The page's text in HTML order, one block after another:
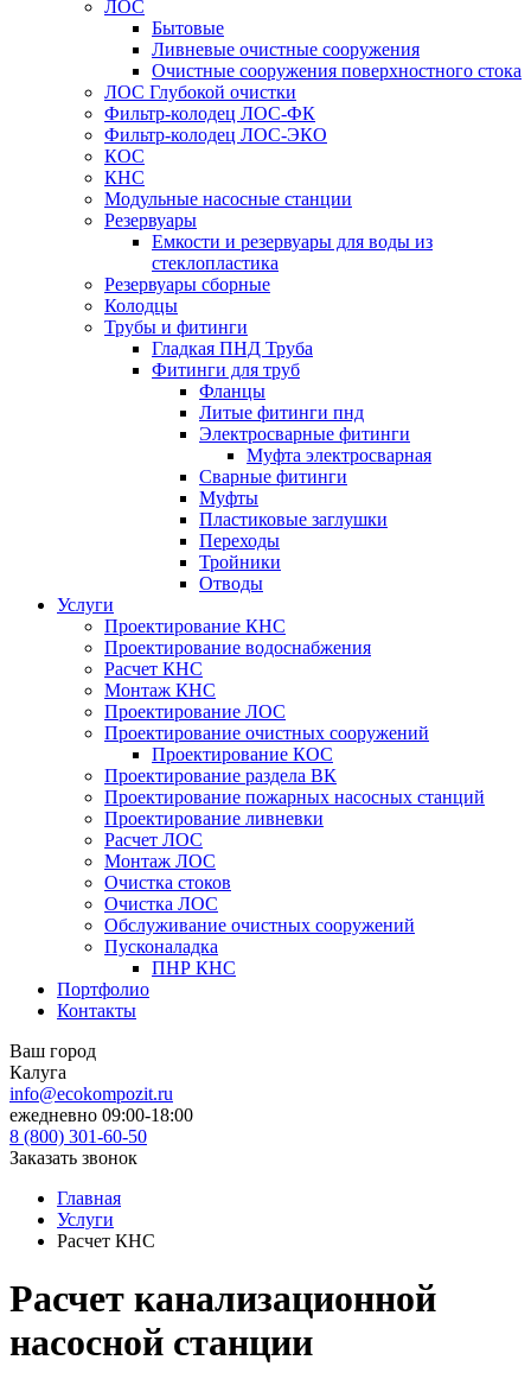
ЛОС
Бытовые
Ливневые очистные сооружения
Очистные сооружения поверхностного стока
ЛОС Глубокой очистки
Фильтр-колодец ЛОС-ФК
Фильтр-колодец ЛОС-ЭКО
КОС
КНС
Модульные насосные станции
Резервуары
Емкости и резервуары для воды из
стеклопластика
Резервуары сборные
Колодцы
Трубы и фитинги
Гладкая ПНД Труба
Фитинги для труб
Фланцы
Литые фитинги пнд
Электросварные фитинги
Муфта электросварная
Сварные фитинги
Муфты
Пластиковые заглушки
Переходы
Тройники
Отводы
Услуги
Проектирование КНС
Проектирование водоснабжения
Расчет КНС
Монтаж КНС
Проектирование ЛОС
Проектирование очистных сооружений
Проектирование КОС
Проектирование раздела ВК
Проектирование пожарных насосных станций
Проектирование ливневки
Расчет ЛОС
Монтаж ЛОС
Очистка стоков
Очистка ЛОС
Обслуживание очистных сооружений
Пусконаладка
ПНР КНС
Портфолио
Контакты
Ваш город
Калуга
info@ecokompozit.ru
ежедневно 09:00-18:00
8 (800) 301-60-50
Заказать звонок
Главная
Услуги
Расчет КНС
Расчет канализационной
насосной станции